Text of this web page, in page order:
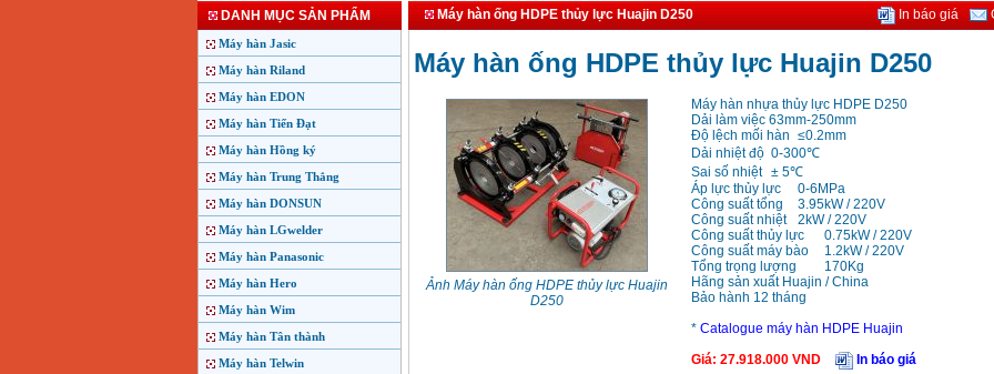
DANH MỤC SẢN PHẨM
Máy hàn Jasic
Máy hàn Riland
Máy hàn EDON
Máy hàn Tiến Đạt
Máy hàn Hồng ký
Máy hàn Trung Thắng
Máy hàn DONSUN
Máy hàn LGwelder
Máy hàn Panasonic
Máy hàn Hero
Máy hàn Wim
Máy hàn Tân thành
Máy hàn Telwin
Máy hàn ống HDPE thủy lực Huajin D250 In báo giá
Máy hàn ống HDPE thủy lực Huajin D250
Ảnh Máy hàn ống HDPE thủy lực Huajin
D250
Máy hàn nhựa thủy lực HDPE D250
Dải làm việc 63mm-250mm
Độ lệch mối hàn ≤0.2mm
Dải nhiệt độ 0-300℃
Sai số nhiệt
± 5℃
Áp lực thủy lực
0-6MPa
Công suất tổng
3.95kW / 220V
Công suất nhiệt
2kW / 220V
Công suất thủy lực
0.75kW / 220V
Công suất máy bào
1.2kW / 220V
Tổng trọng lượng
170Kg
Hãng sản xuất Huajin / China
Bảo hành 12 tháng
* Catalogue máy hàn HDPE Huajin
Giá: 27.918.000VND
In báo giá